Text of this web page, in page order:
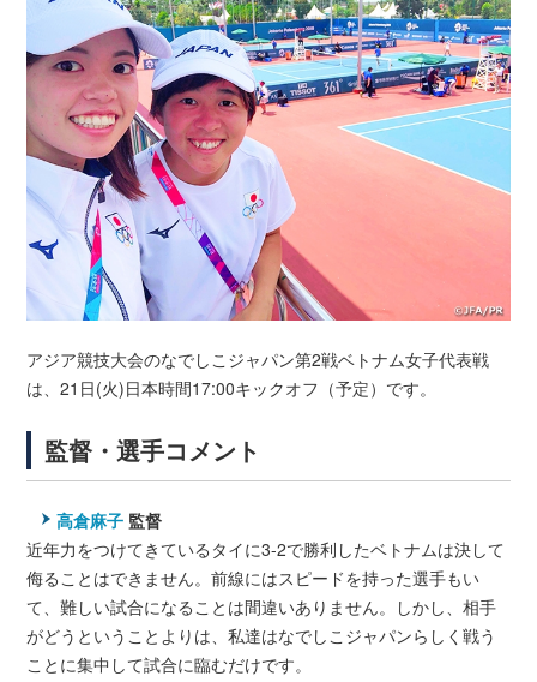
アジア競技大会のなでしこジャパン第2戦ベトナム女子代表戦
は、21日(火)日本時間17:00キックオフ（予定）です。
監督・選手コメント
高倉麻子 監督
近年力をつけてきているタイに3-2で勝利したベトナムは決して
侮ることはできません。前線にはスピードを持った選手もい
て、難しい試合になることは間違いありません。しかし、相手
がどうということよりは、私達はなでしこジャパンらしく戦う
ことに集中して試合に臨むだけです。